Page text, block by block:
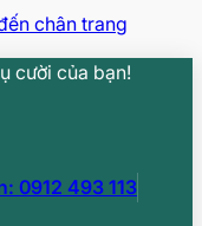
chân trang
cười của bạn!
0912 493 113